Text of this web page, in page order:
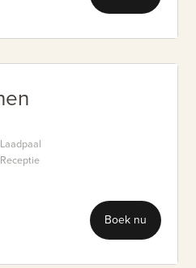
Laadpaal
Receptie
Boek nu